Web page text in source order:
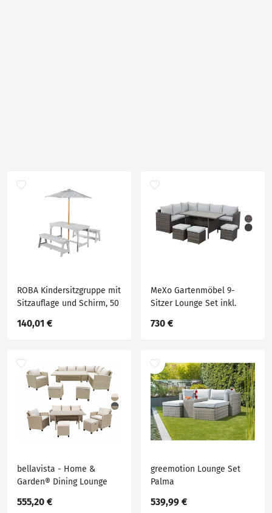
ROBA Kindersitzgruppe mit
Sitzauflage und Schirm, 50
140,01 €
MeXo Gartenmöbel 9-
Sitzer Lounge Set inkl.
730 €
bellavista - Home &
Garden® Dining Lounge
555,20 €
greemotion Lounge Set
Palma
539,99 €